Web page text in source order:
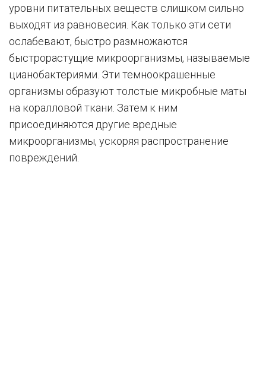
уровни питательных веществ слишком сильно
выходят из равновесия. Как только эти сети
ослабевают, быстро размножаются
быстрорастущие микроорганизмы, называемые
цианобактериями. Эти темноокрашенные
организмы образуют толстые микробные маты
на коралловой ткани. Затем к ним
присоединяются другие вредные
микроорганизмы, ускоряя распространение
повреждений.